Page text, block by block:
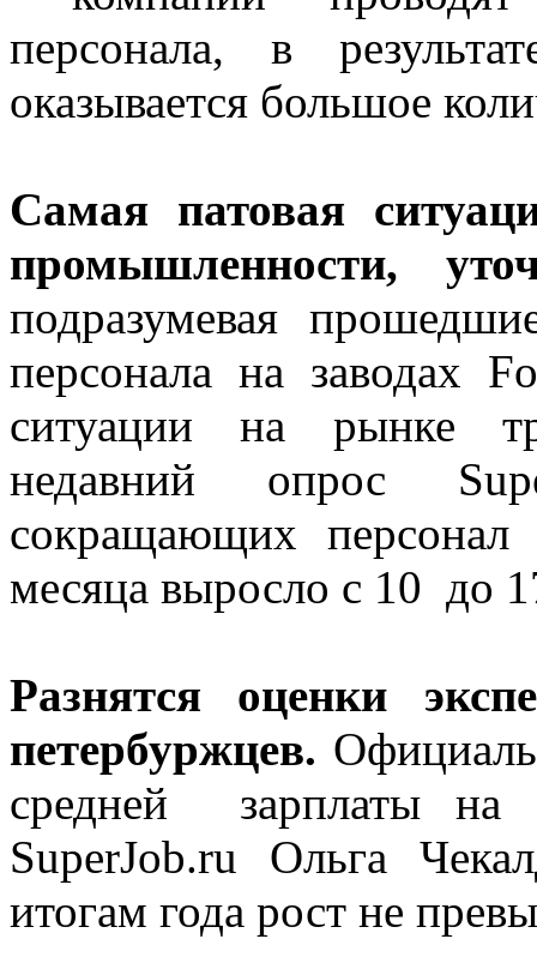
персонала, в
оказывается большое
Самая патовая
промышленности,
подразумевая
персонала на заводах
ситуации на рынке
недавний опрос
сокращающих
месяца выросло с 10 до
Разнятся оценки
петербуржцев.
средней зарплаты
SuperJob.ru Ольга
итогам года рост не